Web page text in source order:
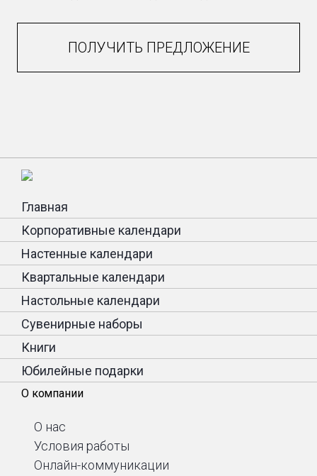
ПОЛУЧИТЬ ПРЕДЛОЖЕНИЕ
Главная
Корпоративные календари
Настенные календари
Квартальные календари
Настольные календари
Сувенирные наборы
Книги
Юбилейные подарки
О компании
О нас
Условия работы
Онлайн-коммуникации